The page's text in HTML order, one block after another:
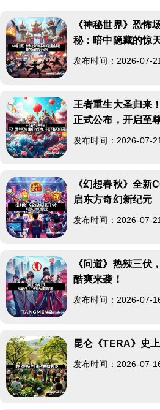
《神秘世界》恐怖
秘：暗中隐藏的惊
发布时间：2026-07-
王者重生大圣归来
正式公布，开启至
发布时间：2026-07-
《幻想春秋》全新
启东方奇幻新纪元
发布时间：2026-07-
《问道》热辣三伏
酷爽来袭！
发布时间：2026-07-
昆仑《TERA》史
发布时间：2026-07-